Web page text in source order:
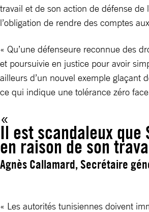
travail et de son action de défense
l’obligation de rendre des comptes
« Qu’une défenseure reconnue des
et poursuivie en justice pour avoir
ailleurs d’un nouvel exemple glaçant
ce qui indique une tolérance zéro
Il est scandaleux
en raison de son
Agnès Callamard, Secrétaire
« Les autorités tunisiennes doivent